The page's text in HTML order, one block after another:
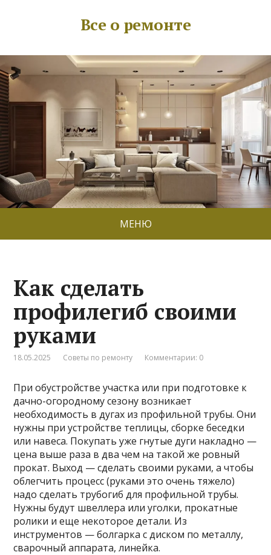
Все о ремонте
МЕНЮ
Как сделать
профилегиб своими
руками
18.05.2025 Советы по ремонту Комментарии: 0
При обустройстве участка или при подготовке к
дачно-огородному сезону возникает
необходимость в дугах из профильной трубы. Они
нужны при устройстве теплицы, сборке беседки
или навеса. Покупать уже гнутые дуги накладно —
цена выше раза в два чем на такой же ровный
прокат. Выход — сделать своими руками, а чтобы
облегчить процесс (руками это очень тяжело)
надо сделать трубогиб для профильной трубы.
Нужны будут швеллера или уголки, прокатные
ролики и еще некоторое детали. Из
инструментов — болгарка с диском по металлу,
сварочный аппарата, линейка.